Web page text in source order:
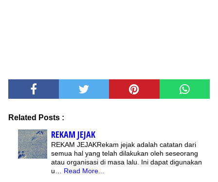
Related Posts :
REKAM JEJAK
REKAM JEJAKRekam jejak adalah catatan dari
semua hal yang telah dilakukan oleh seseorang
atau organisasi di masa lalu. Ini dapat digunakan
u… Read More...